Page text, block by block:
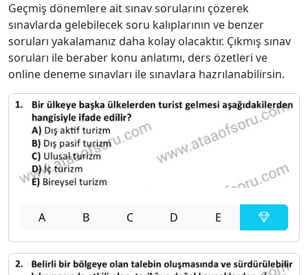
Geçmiş dönemlere ait sınav sorularını çözerek
sınavlarda gelebilecek soru kalıplarının ve benzer
soruları yakalamanız daha kolay olacaktır. Çıkmış sınav
soruları ile beraber konu anlatımı, ders özetleri ve
online deneme sınavları ile sınavlara hazrılanabilirsin.
A B C D E